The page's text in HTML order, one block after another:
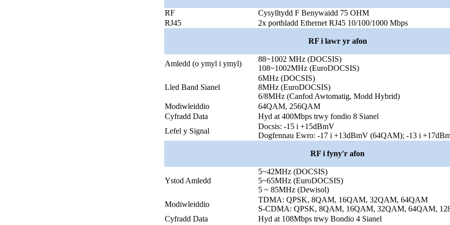
RF
Cysylltydd F Benywaidd 75 OHM
RJ45
2x porthladd Ethernet RJ45 10/100/1000 Mbps
RF i lawr yr afon
Amledd (o ymyl i ymyl)
88~1002 MHz (DOCSIS)
108~1002MHz (EuroDOCSIS)
Lled Band Sianel
6MHz (DOCSIS)
8MHz (EuroDOCSIS)
6/8MHz (Canfod Awtomatig, Modd Hybrid)
Modiwleiddio
64QAM, 256QAM
Cyfradd Data
Hyd at 400Mbps trwy fondio 8 Sianel
Lefel y Signal
Docsis: -15 i +15dBmV
Dogfennau Ewro: -17 i +13dBmV (64QAM); -13 i
RF i fyny'r afon
Ystod Amledd
5~42MHz (DOCSIS)
5~65MHz (EuroDOCSIS)
5 ~ 85MHz (Dewisol)
Modiwleiddio
TDMA: QPSK, 8QAM, 16QAM, 32QAM, 64QAM
S-CDMA: QPSK, 8QAM, 16QAM, 32QAM, 64QAM,
Cyfradd Data
Hyd at 108Mbps trwy Bondio 4 Sianel